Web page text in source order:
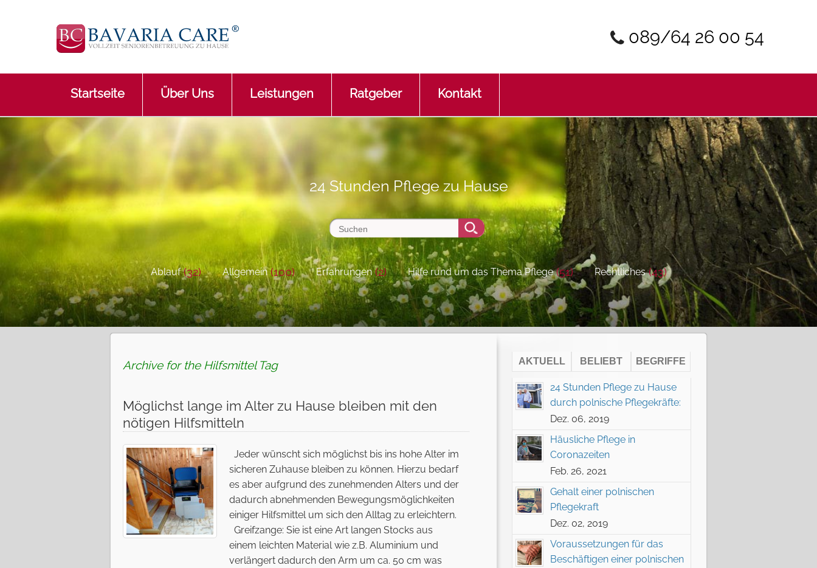
089/64 26 00 54
Startseite Über Uns Leistungen Ratgeber Kontakt
24 Stunden Pflege zu Hause
Ablauf(32) Allgemein(100) Erfahrungen(2) Hilfe rund um das Thema Pflege(51) Rechtliches(43)
Archive for the Hilfsmittel Tag
Möglichst lange im Alter zu Hause bleiben mit den
nötigen Hilfsmitteln
Jeder wünscht sich möglichst bis ins hohe Alter im
sicheren Zuhause bleiben zu können. Hierzu bedarf
es aber aufgrund des zunehmenden Alters und der
dadurch abnehmenden Bewegungsmöglichkeiten
einiger Hilfsmittel um sich den Alltag zu erleichtern.
Greifzange: Sie ist eine Art langen Stocks aus
einem leichten Material wie z.B. Aluminium und
verlängert dadurch den Arm um ca. 50 cm was
AKTUELL BELIEBT BEGRIFFE
24 Stunden Pflege zu Hause
durch polnische Pflegekräfte:
Dez. 06, 2019
Häusliche Pflege in
Coronazeiten
Feb. 26, 2021
Gehalt einer polnischen
Pflegekraft
Dez. 02, 2019
Voraussetzungen für das
Beschäftigen einer polnischen